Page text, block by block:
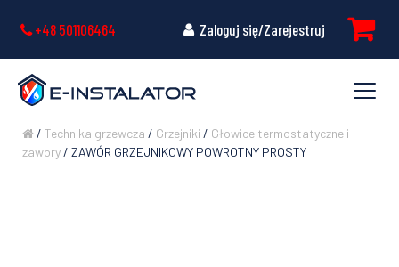
+48 501106464 Zaloguj się/Zarejestruj
/ Technika grzewcza / Grzejniki / Głowice termostatyczne i
zawory/ ZAWÓR GRZEJNIKOWY POWROTNY PROSTY